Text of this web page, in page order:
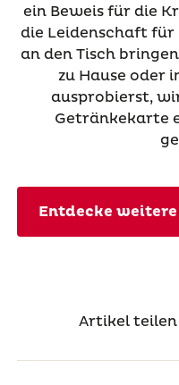
ein Beweis für die
die Leidenschaft für
an den Tisch
zu Hause oder
ausprobierst,
Getränkekarte
Entdecke
Artikel teilen